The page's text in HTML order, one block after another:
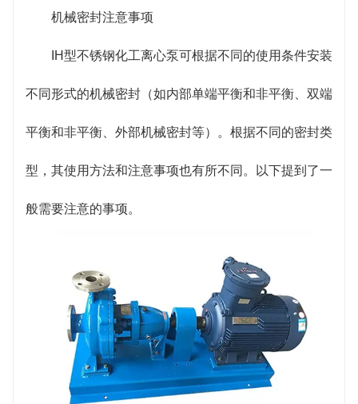
机械密封注意事项
IH型不锈钢化工离心泵可根据不同的使用条件安装
不同形式的机械密封（如内部单端平衡和非平衡、双端
平衡和非平衡、外部机械密封等）。根据不同的密封类
型，其使用方法和注意事项也有所不同。以下提到了一
般需要注意的事项。